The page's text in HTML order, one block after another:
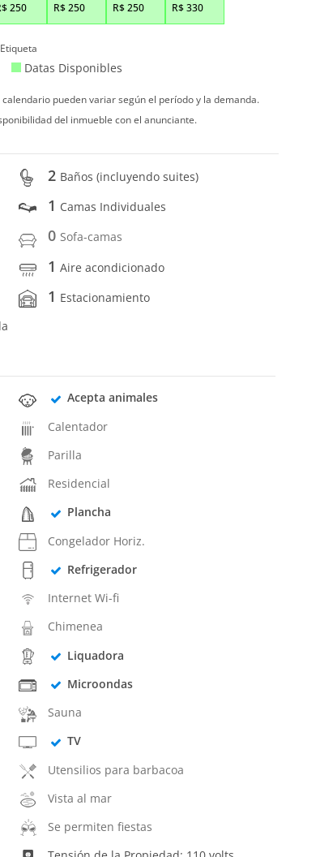
250 R$250 R$250 R$330
Etiqueta
Datas Disponibles
pueden variar según el período y la demanda.
del inmueble con el anunciante.
2 Baños (incluyendo suites)
1 Camas Individuales
0 Sofa-camas
1Aire acondicionado
1 Estacionamiento
Acepta animales
Calentador
Parilla
Residencial
Plancha
Congelador Horiz.
Refrigerador
Internet Wi-fi
Chimenea
Liquadora
Microondas
Sauna
TV
Utensilios para barbacoa
Vista al mar
Se permiten fiestas